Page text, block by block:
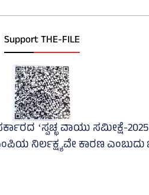
Support THE-FILE
ʻಸ್ವಚ್ಛ ವಾಯು ಸಮೀಕ್ಷೆ-
ನಿರ್ಲಕ್ಷ್ಯವೇ ಕಾರಣ